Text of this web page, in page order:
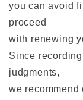
you can avoid
proceed
with renewing
Since
judgments,
we